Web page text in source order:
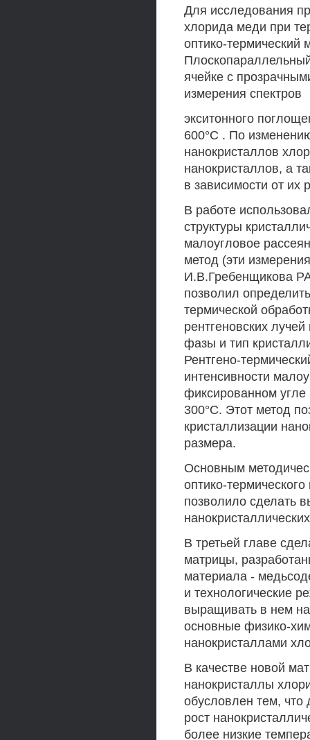
Для исследования
хлорида меди при
оптико-
ячейке с
измерения спектров
экситонного
600°С . По
нанокристаллов
нанокристаллов, а
в зависимости от их
В работе
структуры
малоугловое
метод (эти
И.В.Гребенщикова
позволил
термической
рентгеновских
фазы и тип
Рентгено-
интенсивности
фиксированном угле
300°С. Этот метод
кристаллизации
размера.
Основным
оптико-
позволило сделать
В третьей главе
матрицы,
материала -
и технологические
выращивать в нем
основные физико-
нанокристаллами
В качестве новой
нанокристаллы
обусловлен тем, что
рост
более низкие